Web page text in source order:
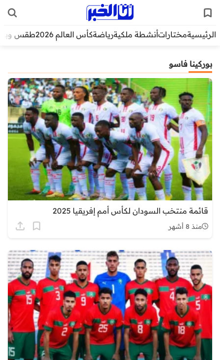
الرئيسيةمختاراتأنشطة ملكيةرياضةكأس العالم 2026 طقس
بوركينا فاسو
قائمة منتخب السودان لكأس أمم إفريقيا 2025
منذ 8 أشهر